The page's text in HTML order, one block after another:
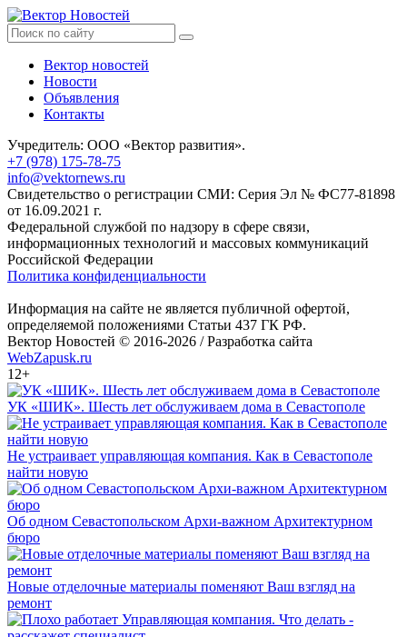
Вектор новостей
Новости
Объявления
Контакты
Учредитель: ООО «Вектор развития».
+7 (978) 175-78-75
info@vektornews.ru
Свидетельство о регистрации СМИ: Серия Эл № ФС77-81898
от 16.09.2021 г.
Федеральной службой по надзору в сфере связи,
информационных технологий и массовых коммуникаций
Российской Федерации
Политика конфиденциальности
Информация на сайте не является публичной офертой,
определяемой положениями Статьи 437 ГК РФ.
Вектор Новостей © 2016-2026 /Разработка сайта
WebZapusk.ru
12+
УК «ШИК». Шесть лет обслуживаем дома в Севастополе
Не устраивает управляющая компания. Как в Севастополе
найти новую
Об одном Севастопольском Архи-важном Архитектурном
бюро
Новые отделочные материалы поменяют Ваш взгляд на
ремонт